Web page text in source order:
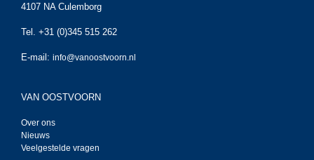
4107 NA Culemborg
Tel. +31 (0)345 515 262
E-mail: info@vanoostvoorn.nl
VAN OOSTVOORN
Over ons
Nieuws
Veelgestelde vragen